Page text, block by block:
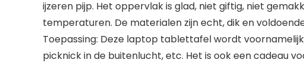
ijzeren pijp. Het oppervlak is glad, niet giftig, niet
temperaturen. De materialen zijn echt, dik en
Toepassing: Deze laptop tablettafel wordt
picknick in de buitenlucht, etc. Het is ook een cadeau